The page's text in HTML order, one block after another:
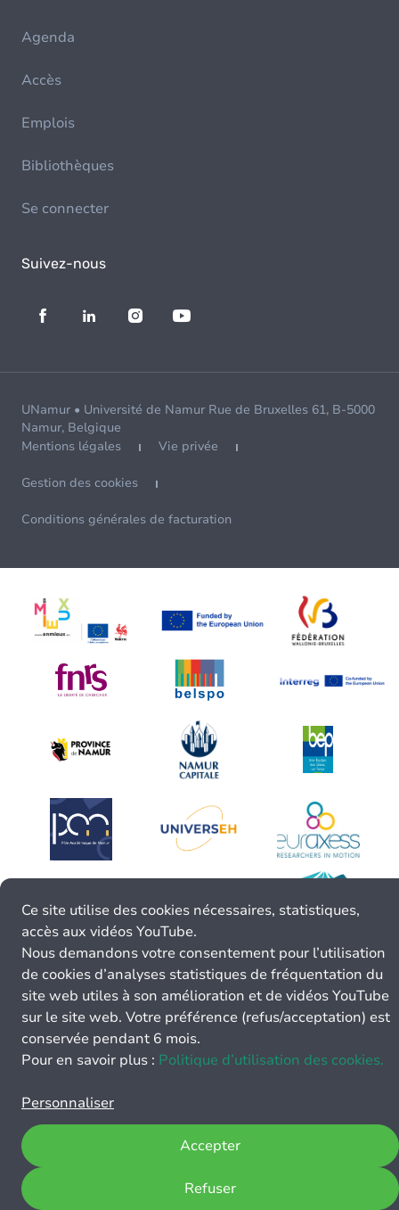
Agenda
Accès
Emplois
Bibliothèques
Se connecter
Suivez-nous
UNamur • Université de Namur Rue de Bruxelles 61, B-5000
Namur, Belgique
Mentions légales
Vie privée
Gestion des cookies
Conditions générales de facturation
Ce site utilise des cookies nécessaires, statistiques,
accès aux vidéos YouTube.
Nous demandons votre consentement pour l’utilisation
de cookies d’analyses statistiques de fréquentation du
site web utiles à son amélioration et de vidéos YouTube
sur le site web. Votre préférence (refus/acceptation) est
conservée pendant 6 mois.
Pour en savoir plus : Politique d’utilisation des cookies.
Personnaliser
Refuser
Accepter